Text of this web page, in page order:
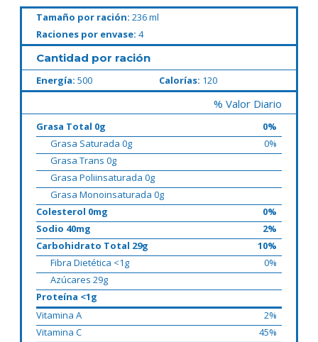
Tamaño por ración: 236 ml
Raciones por envase: 4
Cantidad por ración
Energía: 500 Calorías: 120
% Valor Diario
Grasa Total 0g
0%
Grasa Saturada 0g
0%
Grasa Trans 0g
Grasa Poliinsaturada 0g
Grasa Monoinsaturada 0g
Colesterol 0mg
0%
Sodio 40mg
2%
Carbohidrato Total 29g
10%
Fibra Dietética <1g
0%
Azúcares 29g
Proteína <1g
Vitamina A
2%
Vitamina C
45%